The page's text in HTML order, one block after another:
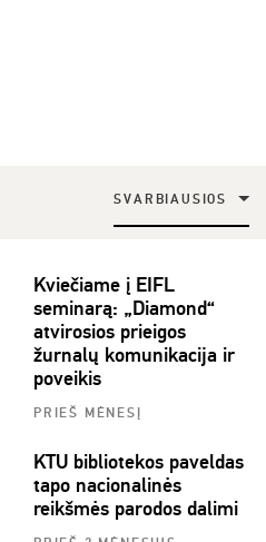
SVARBIAUSIOS
Kviečiame į EIFL
seminarą: „Diamond“
atvirosios prieigos
žurnalų komunikacija ir
poveikis
PRIEŠ MĖNESĮ
KTU bibliotekos paveldas
tapo nacionalinės
reikšmės parodos dalimi